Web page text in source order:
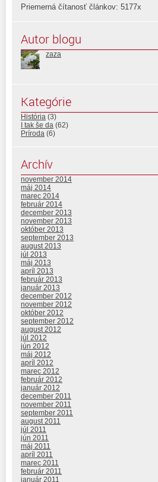
Priemerná čítanosť článkov: 5177x
Autor blogu
zaza
Kategórie
História (3)
I tak še da (62)
Príroda (6)
Archív
november 2014
máj 2014
marec 2014
február 2014
december 2013
november 2013
október 2013
september 2013
august 2013
júl 2013
máj 2013
apríl 2013
február 2013
január 2013
december 2012
november 2012
október 2012
september 2012
august 2012
júl 2012
jún 2012
máj 2012
apríl 2012
marec 2012
február 2012
január 2012
december 2011
november 2011
september 2011
august 2011
júl 2011
jún 2011
máj 2011
apríl 2011
marec 2011
február 2011
január 2011